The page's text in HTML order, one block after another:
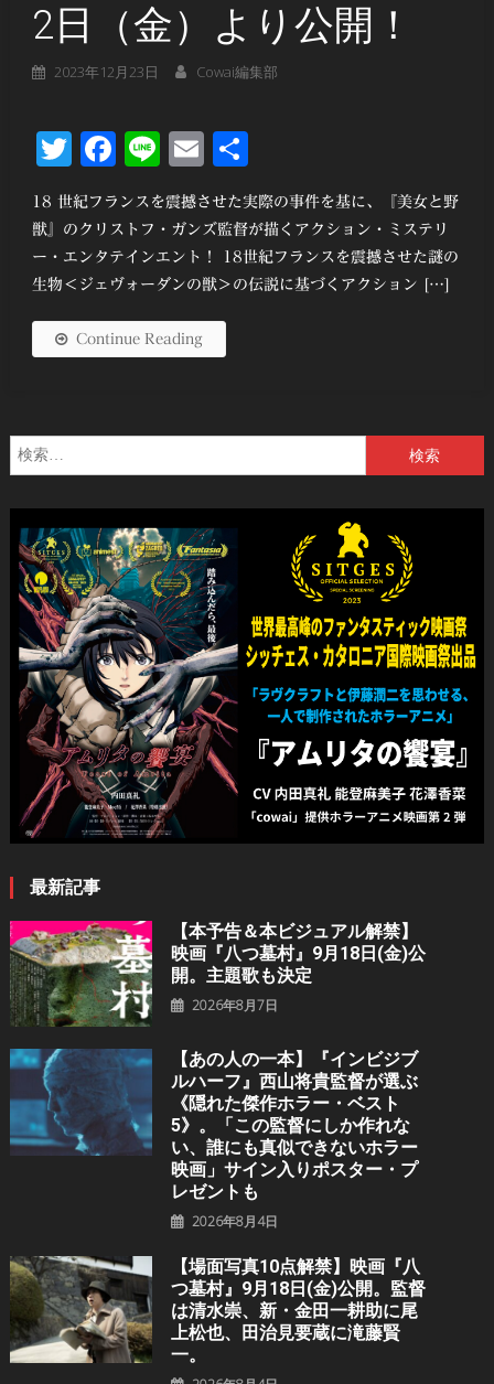
2日（金）より公開！
2023年12月23日 Cowai編集部
Twitter
Facebook
LineEmail
18 世紀フランスを震撼させた実際の事件を基に、『美女と野
獣』のクリストフ・ガンズ監督が描くアクション・ミステリ
ー・エンタテインエント！ 18世紀フランスを震撼させた謎の
生物＜ジェヴォーダンの獣＞の伝説に基づくアクション […]
Continue Reading
索:
最新記事
【本予告＆本ビジュアル解禁】
映画『八つ墓村』9月18日(金)公
開。主題歌も決定
2026年8月7日
【あの人の一本】『インビジブ
ルハーフ』⻄⼭将貴監督が選ぶ
《隠れた傑作ホラー・ベスト
5》。「この監督にしか作れな
い、誰にも真似できないホラー
映画」サイン入りポスター・プ
レゼントも
2026年8月4日
【場面写真10点解禁】映画『八
つ墓村』9月18日(金)公開。監督
は清水崇、新・金田一耕助に尾
上松也、田治見要蔵に滝藤賢
一。